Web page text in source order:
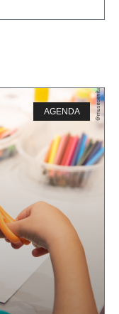
AGENDA